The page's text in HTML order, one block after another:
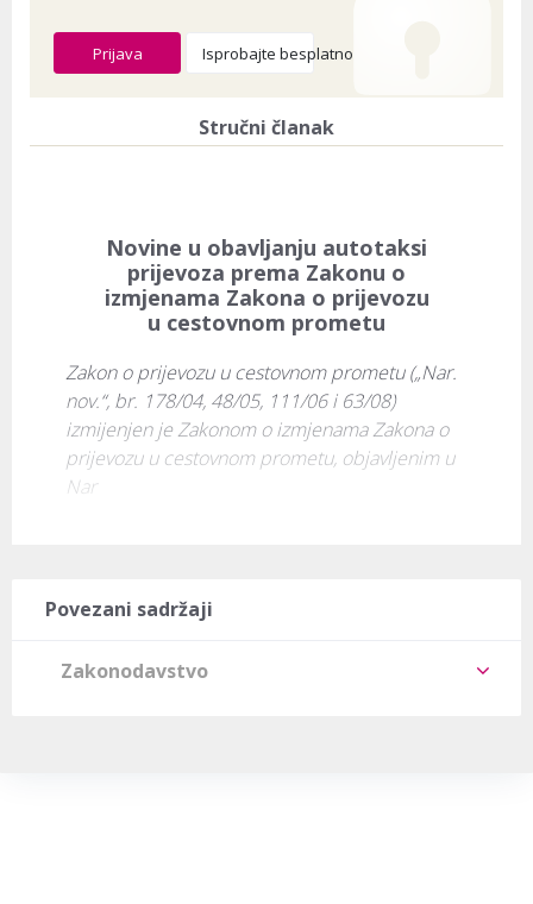
Prijava Isprobajte besplatno
Stručni članak
Novine u obavljanju autotaksi
prijevoza prema Zakonu o
izmjenama Zakona o prijevozu
u cestovnom prometu
Zakon o prijevozu u cestovnom prometu („Nar.
nov.“, br. 178/04, 48/05, 111/06 i 63/08)
izmijenjen je Zakonom o izmjenama Zakona o
prijevozu u cestovnom prometu, objavljenim u
Nar
Povezani sadržaji
Zakonodavstvo